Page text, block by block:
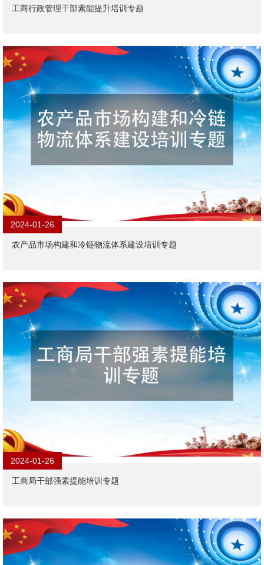
工商行政管理干部素能提升培训专题
2024-01-26
农产品市场构建和冷链物流体系建设培训专题
2024-01-26
工商局干部强素提能培训专题